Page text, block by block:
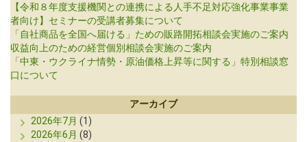
【令和８年度支援機関との連携による人手不足対応強化事業事業
者向け】セミナーの受講者募集について
「自社商品を全国へ届ける」ための販路開拓相談会実施のご案内
収益向上のための経営個別相談会実施のご案内
「中東・ウクライナ情勢・原油価格上昇等に関する」特別相談窓
口について
アーカイブ
2026年7月 (1)
2026年6月 (8)